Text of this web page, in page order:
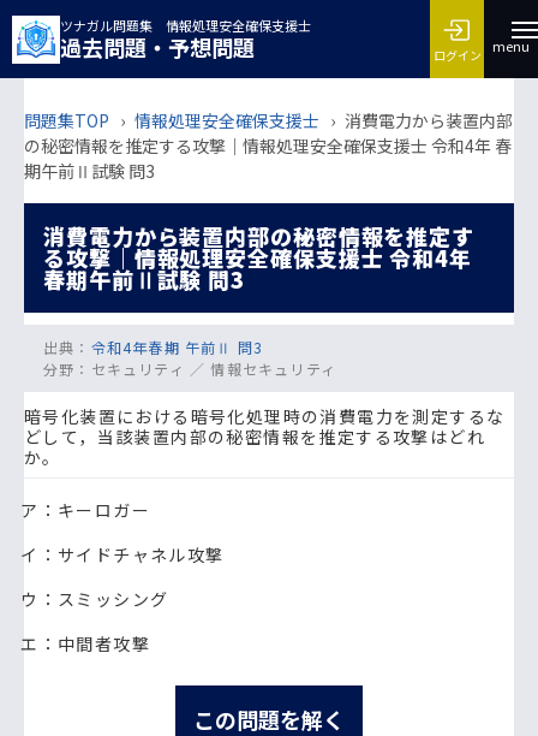
ツナガル問題集 情報処理安全確保支援士
過去問題・予想問題 ログイン menu
問題集TOP › 情報処理安全確保支援士 › 消費電力から装置内部
の秘密情報を推定する攻撃｜情報処理安全確保支援士 令和4年 春
期午前Ⅱ試験 問3
消費電力から装置内部の秘密情報を推定す
る攻撃｜情報処理安全確保支援士 令和4年
春期午前Ⅱ試験 問3
出典： 令和4年春期 午前Ⅱ 問3
分野： セキュリティ ／ 情報セキュリティ
暗号化装置における暗号化処理時の消費電力を測定するな
どして，当該装置内部の秘密情報を推定する攻撃はどれ
か。
ア：キーロガー
イ：サイドチャネル攻撃
ウ：スミッシング
エ：中間者攻撃
この問題を解く